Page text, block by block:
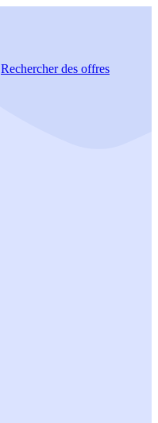
Rechercherdes offres